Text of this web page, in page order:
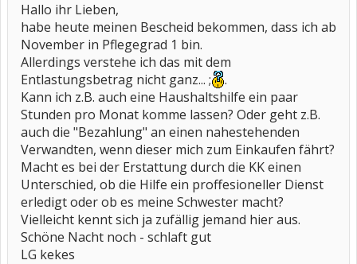
Hallo ihr Lieben,
habe heute meinen Bescheid bekommen, dass ich ab
November in Pflegegrad 1 bin.
Allerdings verstehe ich das mit dem
Entlastungsbetrag nicht ganz... ;
.
Kann ich z.B. auch eine Haushaltshilfe ein paar
Stunden pro Monat komme lassen? Oder geht z.B.
auch die "Bezahlung" an einen nahestehenden
Verwandten, wenn dieser mich zum Einkaufen fährt?
Macht es bei der Erstattung durch die KK einen
Unterschied, ob die Hilfe ein proffesioneller Dienst
erledigt oder ob es meine Schwester macht?
Vielleicht kennt sich ja zufällig jemand hier aus.
Schöne Nacht noch - schlaft gut
LG kekes